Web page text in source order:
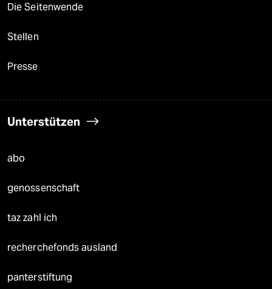
Die Seitenwende
Stellen
Presse
Unterstützen
abo
genossenschaft
taz zahl ich
recherchefonds ausland
panterstiftung